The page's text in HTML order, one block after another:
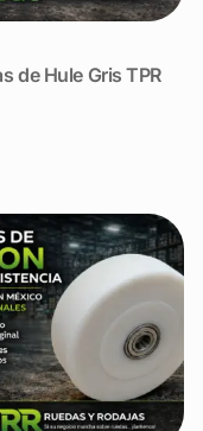
de Hule Gris TPR